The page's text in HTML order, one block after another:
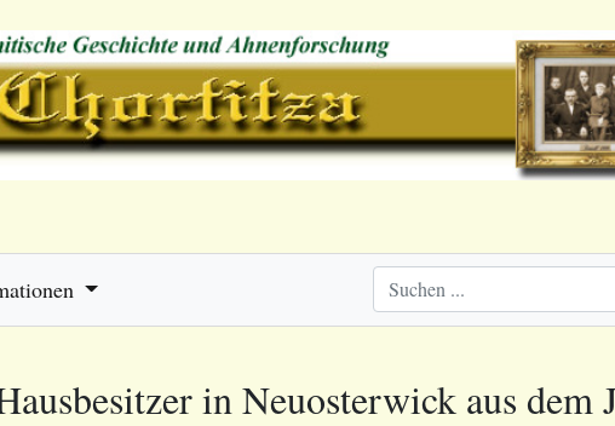
in Neuosterwick aus dem